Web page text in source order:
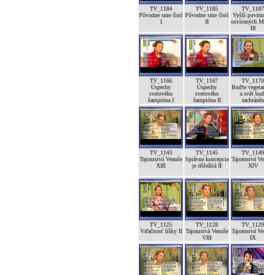
TV_1184
Pôvodne sme čistí
I
TV_1185
Pôvodne sme čistí
II
TV_1187
Vyšší
osvícených
III
TV_1166
Úspechy
svetového
šampióna I
TV_1167
Úspechy
svetového
šampióna II
TV_1170
Buďte
a svět
zachráněn
TV_1143
Tajomstvá Venuše
XIII
TV_1145
Správna koncepcia
je dôležitá II
TV_1149
Tajomstvá
XIV
TV_1125
Vďačnosť líšky II
TV_1128
Tajomstvá Venuše
VIII
TV_1129
Tajomstvá
IX